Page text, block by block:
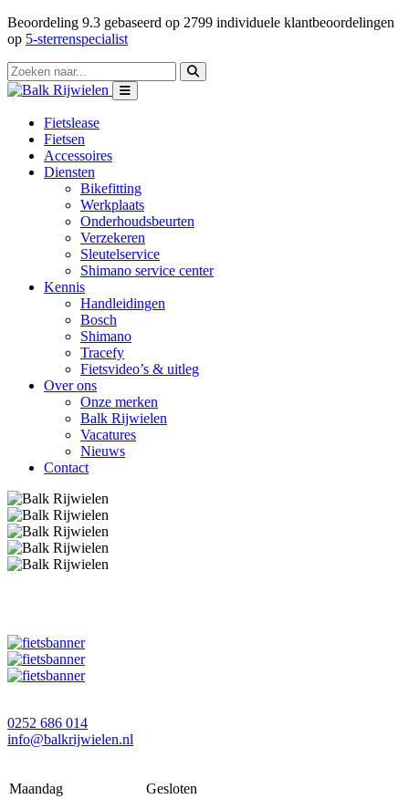
Beoordeling 9.3 gebaseerd op 2799 individuele klantbeoordelingen
op 5-sterrenspecialist
Fietslease
Fietsen
Accessoires
Diensten
Bikefitting
Werkplaats
Onderhoudsbeurten
Verzekeren
Sleutelservice
Shimano service center
Kennis
Handleidingen
Bosch
Shimano
Tracefy
Fietsvideo’s & uitleg
Over ons
Onze merken
Balk Rijwielen
Vacatures
Nieuws
Contact
0252 686 014
info@balkrijwielen.nl
Maandag
Gesloten